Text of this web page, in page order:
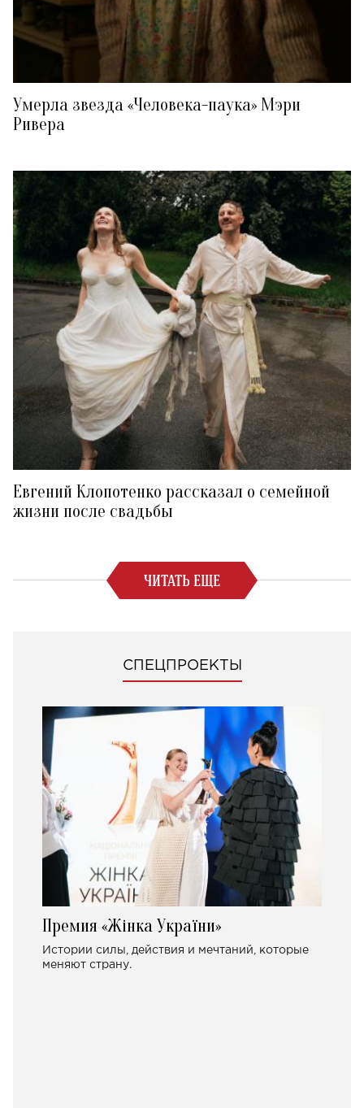
Умерла звезда «Человека-паука» Мэри
Ривера
Евгений Клопотенко рассказал о семейной
жизни после свадьбы
ЧИТАТЬ ЕЩЕ
СПЕЦПРОЕКТЫ
Премия «Жінка України»
Истории силы, действия и мечтаний, которые
меняют страну.